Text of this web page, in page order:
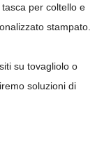
per coltello e
stampato.
su tovagliolo o
soluzioni di